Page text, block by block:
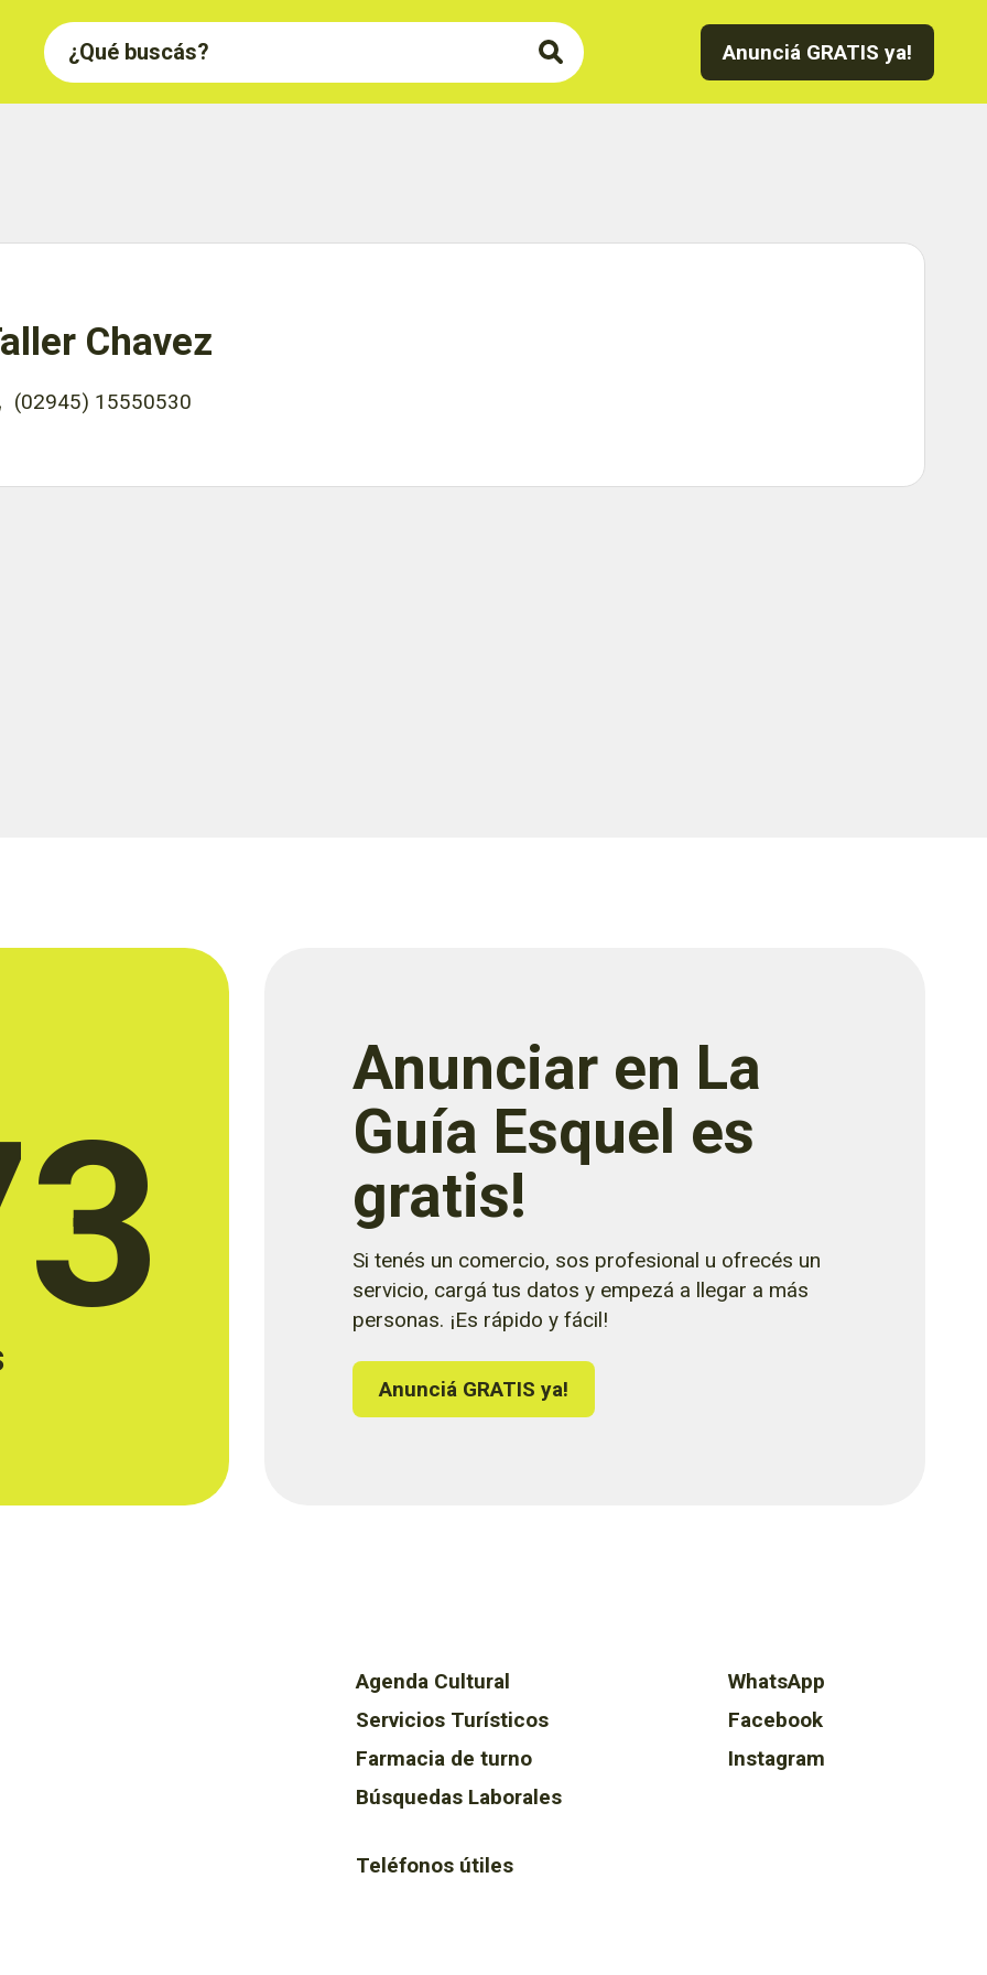
Anunciá GRATIS ya!
Chavez
(02945) 15550530
Anunciar en La
Guía Esquel es
gratis!
Si tenés un comercio, sos profesional u ofrecés un
servicio, cargá tus datos y empezá a llegar a más
personas. ¡Es rápido y fácil!
Anunciá GRATIS ya!
Agenda Cultural
Servicios Turísticos
Farmacia de turno
Búsquedas Laborales
Teléfonos útiles
WhatsApp
Facebook
Instagram